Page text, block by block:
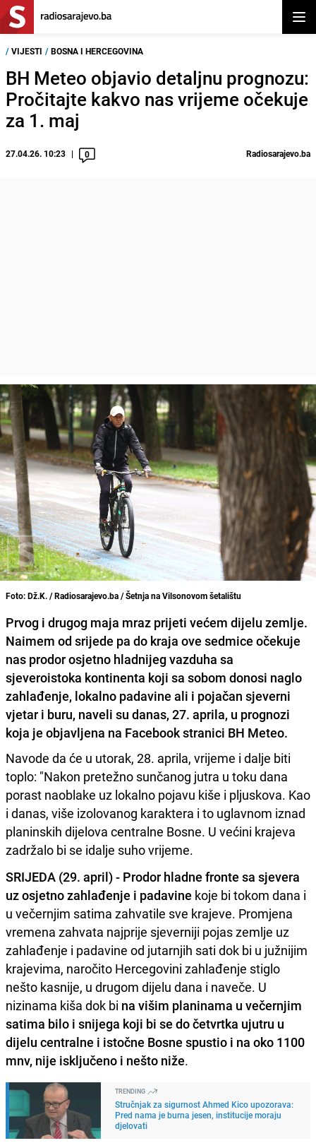
/ VIJESTI / BOSNA I HERCEGOVINA
BH Meteo objavio detaljnu prognozu:
Pročitajte kakvo nas vrijeme očekuje
za 1. maj
27.04.26. 10:23 0 Radiosarajevo.ba
Foto: Dž.K. / Radiosarajevo.ba / Šetnja na Vilsonovom šetalištu
Prvog i drugog maja mraz prijeti većem dijelu zemlje.
Naimem od srijede pa do kraja ove sedmice očekuje
nas prodor osjetno hladnijeg vazduha sa
sjeveroistoka kontinenta koji sa sobom donosi naglo
zahlađenje, lokalno padavine ali i pojačan sjeverni
vjetar i buru, naveli su danas, 27. aprila, u prognozi
koja je objavljena na Facebook stranici BH Meteo.
Navode da će u utorak, 28. aprila, vrijeme i dalje biti
toplo: "Nakon pretežno sunčanog jutra u toku dana
porast naoblake uz lokalno pojavu kiše i pljuskova. Kao
i danas, više izolovanog karaktera i to uglavnom iznad
planinskih dijelova centralne Bosne. U većini krajeva
zadržalo bi se idalje suho vrijeme.
SRIJEDA (29. april) - Prodor hladne fronte sa sjevera
uz osjetno zahlađenje i padavine koje bi tokom dana i
u večernjim satima zahvatile sve krajeve. Promjena
vremena zahvata najprije sjeverniji pojas zemlje uz
zahlađenje i padavine od jutarnjih sati dok bi u južnijim
krajevima, naročito Hercegovini zahlađenje stiglo
nešto kasnije, u drugom dijelu dana i naveče. U
nizinama kiša dok bi na višim planinama u večernjim
satima bilo i snijega koji bi se do četvrtka ujutru u
dijelu centralne i istočne Bosne spustio i na oko 1100
mnv, nije isključeno i nešto niže.
TRENDING
Stručnjak za sigurnost Ahmed Kico upozorava:
Pred nama je burna jesen, institucije moraju
djelovati